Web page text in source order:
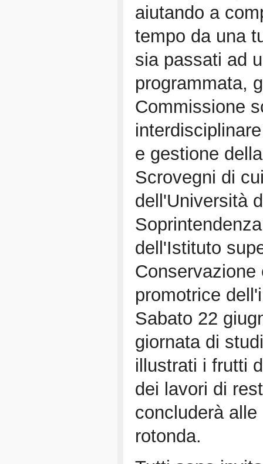
aiutando a
tempo da una
sia passati ad
programmata,
Commissione
e gestione
Scrovegni di
dell'Università
dell'Istituto
Conservazione
promotrice
Sabato 22
giornata di
illustrati i frutti
dei lavori di
concluderà
rotonda.